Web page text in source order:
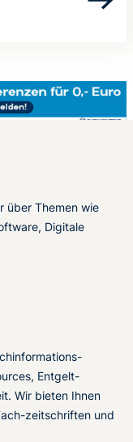
über Themen wie
Digitale
Entgelt-
Wir bieten Ihnen
zeitschriften und